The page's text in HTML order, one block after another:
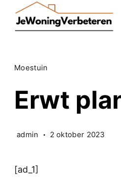
Moestuin
Erwt
admin 2 oktober 2023
[ad_1]